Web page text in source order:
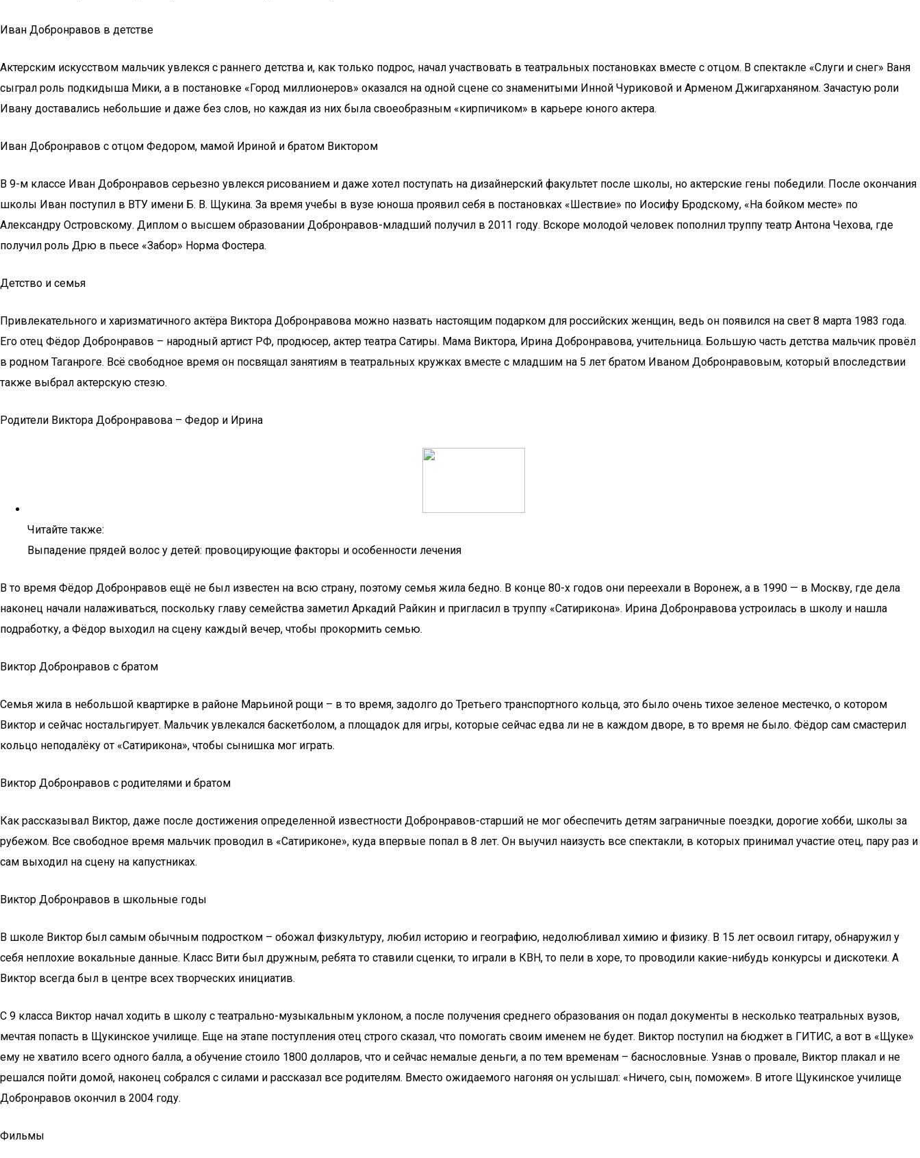
Иван Добронравов в детстве
Актерским искусством мальчик увлекся с раннего детства и, как только подрос, начал участвовать в театральных постановках вместе с отцом. В спектакле «Слуги и снег» Ваня
сыграл роль подкидыша Мики, а в постановке «Город миллионеров» оказался на одной сцене со знаменитыми Инной Чуриковой и Арменом Джигарханяном. Зачастую роли
Ивану доставались небольшие и даже без слов, но каждая из них была своеобразным «кирпичиком» в карьере юного актера.
Иван Добронравов с отцом Федором, мамой Ириной и братом Виктором
В 9-м классе Иван Добронравов серьезно увлекся рисованием и даже хотел поступать на дизайнерский факультет после школы, но актерские гены победили. После окончания
школы Иван поступил в ВТУ имени Б. В. Щукина. За время учебы в вузе юноша проявил себя в постановках «Шествие» по Иосифу Бродскому, «На бойком месте» по
Александру Островскому. Диплом о высшем образовании Добронравов-младший получил в 2011 году. Вскоре молодой человек пополнил труппу театр Антона Чехова, где
получил роль Дрю в пьесе «Забор» Норма Фостера.
Детство и семья
Привлекательного и харизматичного актёра Виктора Добронравова можно назвать настоящим подарком для российских женщин, ведь он появился на свет 8 марта 1983 года.
Его отец Фёдор Добронравов – народный артист РФ, продюсер, актер театра Сатиры. Мама Виктора, Ирина Добронравова, учительница. Большую часть детства мальчик провёл
в родном Таганроге. Всё свободное время он посвящал занятиям в театральных кружках вместе с младшим на 5 лет братом Иваном Добронравовым, который впоследствии
также выбрал актерскую стезю.
Родители Виктора Добронравова – Федор и Ирина
Читайте также:
Выпадение прядей волос у детей: провоцирующие факторы и особенности лечения
В то время Фёдор Добронравов ещё не был известен на всю страну, поэтому семья жила бедно. В конце 80-х годов они переехали в Воронеж, а в 1990 — в Москву, где дела
наконец начали налаживаться, поскольку главу семейства заметил Аркадий Райкин и пригласил в труппу «Сатирикона». Ирина Добронравова устроилась в школу и нашла
подработку, а Фёдор выходил на сцену каждый вечер, чтобы прокормить семью.
Виктор Добронравов с братом
Семья жила в небольшой квартирке в районе Марьиной рощи – в то время, задолго до Третьего транспортного кольца, это было очень тихое зеленое местечко, о котором
Виктор и сейчас ностальгирует. Мальчик увлекался баскетболом, а площадок для игры, которые сейчас едва ли не в каждом дворе, в то время не было. Фёдор сам смастерил
кольцо неподалёку от «Сатирикона», чтобы сынишка мог играть.
Виктор Добронравов с родителями и братом
Как рассказывал Виктор, даже после достижения определенной известности Добронравов-старший не мог обеспечить детям заграничные поездки, дорогие хобби, школы за
рубежом. Все свободное время мальчик проводил в «Сатириконе», куда впервые попал в 8 лет. Он выучил наизусть все спектакли, в которых принимал участие отец, пару раз и
сам выходил на сцену на капустниках.
Виктор Добронравов в школьные годы
В школе Виктор был самым обычным подростком – обожал физкультуру, любил историю и географию, недолюбливал химию и физику. В 15 лет освоил гитару, обнаружил у
себя неплохие вокальные данные. Класс Вити был дружным, ребята то ставили сценки, то играли в КВН, то пели в хоре, то проводили какие-нибудь конкурсы и дискотеки. А
Виктор всегда был в центре всех творческих инициатив.
С 9 класса Виктор начал ходить в школу с театрально-музыкальным уклоном, а после получения среднего образования он подал документы в несколько театральных вузов,
мечтая попасть в Щукинское училище. Еще на этапе поступления отец строго сказал, что помогать своим именем не будет. Виктор поступил на бюджет в ГИТИС, а вот в «Щуке»
ему не хватило всего одного балла, а обучение стоило 1800 долларов, что и сейчас немалые деньги, а по тем временам – баснословные. Узнав о провале, Виктор плакал и не
решался пойти домой, наконец собрался с силами и рассказал все родителям. Вместо ожидаемого нагоняя он услышал: «Ничего, сын, поможем». В итоге Щукинское училище
Добронравов окончил в 2004 году.
Фильмы